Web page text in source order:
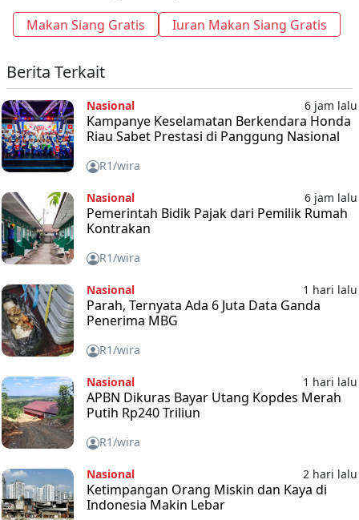
Makan Siang Gratis
Iuran Makan Siang Gratis
Berita Terkait
Nasional 6 jam lalu
Kampanye Keselamatan Berkendara Honda
Riau Sabet Prestasi di Panggung Nasional
R1/wira
Nasional 6 jam lalu
Pemerintah Bidik Pajak dari Pemilik Rumah
Kontrakan
R1/wira
Nasional 1 hari lalu
Parah, Ternyata Ada 6 Juta Data Ganda
Penerima MBG
R1/wira
Nasional 1 hari lalu
APBN Dikuras Bayar Utang Kopdes Merah
Putih Rp240 Triliun
R1/wira
Nasional 2 hari lalu
Ketimpangan Orang Miskin dan Kaya di
Indonesia Makin Lebar